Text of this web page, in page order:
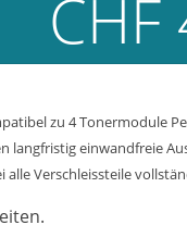
CHF
zu 4 Tonermodule
langfristig einwandfreie
Verschleissteile